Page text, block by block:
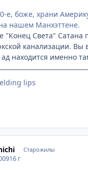
е, боже, храни
нашем Манхэттене.
"Конец Света" Cатана
канализации. Вы
находится именно
lips
Старожилы
16 г